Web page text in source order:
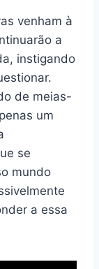
venham à
a
instigando
de meias-
um
se
mundo
a essa